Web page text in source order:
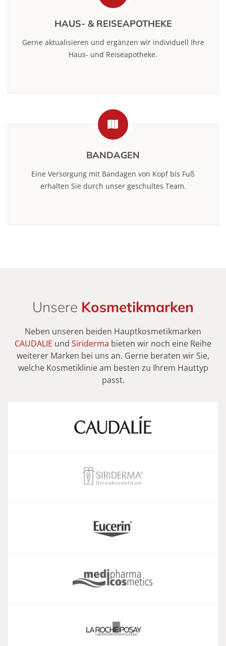
HAUS- & REISEAPOTHEKE
Gerne aktualisieren und ergänzen wir individuell Ihre
Haus- und Reiseapotheke.
BANDAGEN
Eine Versorgung mit Bandagen von Kopf bis Fuß
erhalten Sie durch unser geschultes Team.
Unsere Kosmetikmarken
Neben unseren beiden Hauptkosmetikmarken
CAUDALIE und Siriderma bieten wir noch eine Reihe
weiterer Marken bei uns an. Gerne beraten wir Sie,
welche Kosmetiklinie am besten zu Ihrem Hauttyp
passt.